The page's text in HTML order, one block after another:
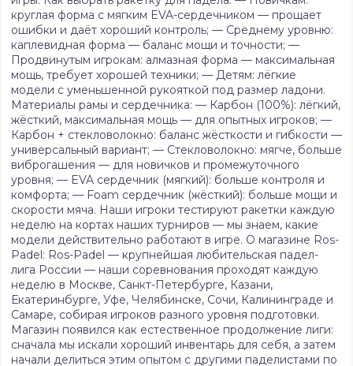
круглая форма с мягким EVA-сердечником — прощает
ошибки и даёт хороший контроль; — Среднему уровню:
каплевидная форма — баланс мощи и точности; —
Продвинутым игрокам: алмазная форма — максимальная
мощь, требует хорошей техники; — Детям: лёгкие
модели с уменьшенной рукояткой под размер ладони.
Материалы рамы и сердечника: — Карбон (100%): лёгкий,
жёсткий, максимальная мощь — для опытных игроков; —
Карбон + стекловолокно: баланс жёсткости и гибкости —
универсальный вариант; — Стекловолокно: мягче, больше
виброгашения — для новичков и промежуточного
уровня; — EVA сердечник (мягкий): больше контроля и
комфорта; — Foam сердечник (жёсткий): больше мощи и
скорости мяча. Наши игроки тестируют ракетки каждую
неделю на кортах наших турниров — мы знаем, какие
модели действительно работают в игре. О магазине Ros-
Padel: Ros-Padel — крупнейшая любительская падел-
лига России — наши соревнования проходят каждую
неделю в Москве, Санкт-Петербурге, Казани,
Екатеринбурге, Уфе, Челябинске, Сочи, Калининграде и
Самаре, собирая игроков разного уровня подготовки.
Магазин появился как естественное продолжение лиги:
сначала мы искали хороший инвентарь для себя, а затем
начали делиться этим опытом с другими паделистами по